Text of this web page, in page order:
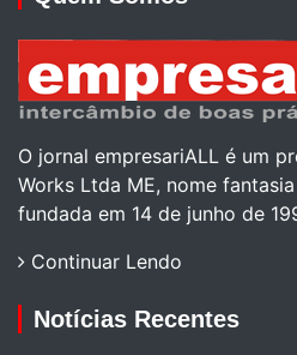
O jornal empresariALL é um
Works Ltda ME, nome
fundada em 14 de junho de
Continuar Lendo
Notícias Recentes